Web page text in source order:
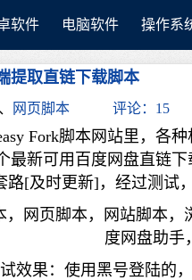
软件 电脑软件 操作系
提取直链下载脚本
、 网页脚本 评论：15
Fork脚本网站里，各
最新可用百度网盘直链
[及时更新]，经过测试
效果：使用黑号登陆的